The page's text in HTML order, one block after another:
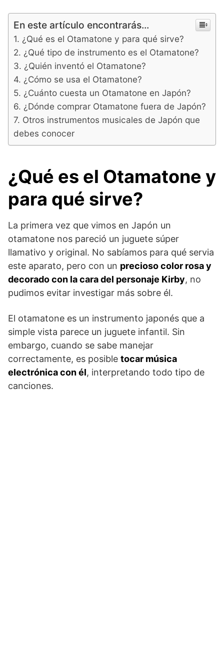
En este artículo encontrarás...
¿Qué es el Otamatone y para qué sirve?
¿Qué tipo de instrumento es el Otamatone?
¿Quién inventó el Otamatone?
¿Cómo se usa el Otamatone?
¿Cuánto cuesta un Otamatone en Japón?
¿Dónde comprar Otamatone fuera de Japón?
Otros instrumentos musicales de Japón que
debes conocer
¿Qué es el Otamatone y
para qué sirve?
La primera vez que vimos en Japón un
otamatone nos pareció un juguete súper
llamativo y original. No sabíamos para qué servia
este aparato, pero con un precioso color rosa y
decorado con la cara del personaje Kirby, no
pudimos evitar investigar más sobre él.
El otamatone es un instrumento japonés que a
simple vista parece un juguete infantil. Sin
embargo, cuando se sabe manejar
correctamente, es posible tocar música
electrónica con él, interpretando todo tipo de
canciones.